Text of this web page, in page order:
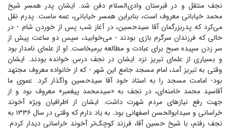
نجف منتقل و در قبرستان وادی‌السلام دفن شد. ایشان پدر همسر شیخ
محمد خیابانی معروف است، بنابراین همسر خیابانی، عمه ماست. پدرم نقل
می‌کرد که پدربزرگمان آقا سیدحسین، در آغاز شب پس از خوردن شام - در
حالی که فرزندان سرگرم بازی بودند - می‌خوابید، سپس دو ساعت پیش از
سر زدن سپیده صبح برای عبادت و مطالعه برمیخاست. او از علمای نامدار بود
و بسیاری از علمای تبریز نزد ایشان در نجف درس خوانده بودند. ایشان
وقتی به تبریز آمد، امام مسجد جامع این شهر - که از خانواده معروف مجتهد
بود- امامت مسجد را به استاد خود آقا سیدحسین واگذار کرد. عموی ما
آقاسید محمد خامنه‌ای، در نجف به «سیدمحمد پیغمبر» معروف بود و از
جهت رفع نیاز‌های مردم شهرت داشت. ایشان از اطرافیان ویژه آخوند
خراسانی و سیدابوالحسن اصفهانی بود. به یاد دارم که وقتی در سال ۱۳۳۶ به
نجف رفتم، با شیخ حسین آقا، فرزند کوچک‌تر آخوند خراسانی دیدار کردم.